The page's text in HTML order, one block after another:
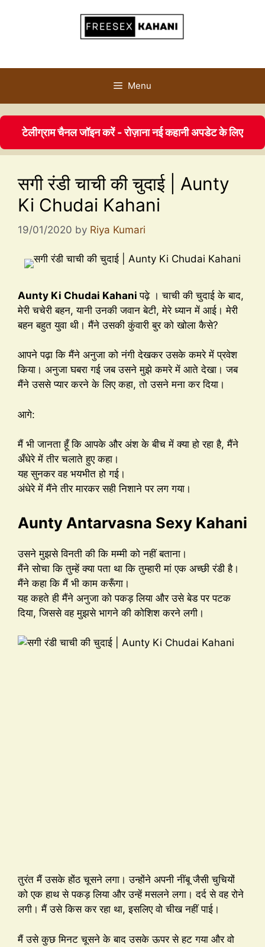
Menu
टेलीग्राम चैनल जॉइन करें - रोज़ाना नई कहानी अपडेट के लिए
सगी रंडी चाची की चुदाई | Aunty
Ki Chudai Kahani
19/01/2020 by Riya Kumari
Aunty Ki Chudai Kahaniपढ़े । चाची की चुदाई के बाद,
मेरी चचेरी बहन, यानी उनकी जवान बेटी, मेरे ध्यान में आई। मेरी
बहन बहुत युवा थी। मैंने उसकी कुंवारी बुर को खोला कैसे?
आपने पढ़ा कि मैंने अनुजा को नंगी देखकर उसके कमरे में प्रवेश
किया। अनुजा घबरा गई जब उसने मुझे कमरे में आते देखा। जब
मैंने उससे प्यार करने के लिए कहा, तो उसने मना कर दिया।
आगे:
मैं भी जानता हूँ कि आपके और अंश के बीच में क्या हो रहा है, मैंने
अँधेरे में तीर चलाते हुए कहा।
यह सुनकर वह भयभीत हो गई।
अंधेरे में मैंने तीर मारकर सही निशाने पर लग गया।
Aunty Antarvasna Sexy Kahani
उसने मुझसे विनती की कि मम्मी को नहीं बताना।
मैंने सोचा कि तुम्हें क्या पता था कि तुम्हारी मां एक अच्छी रंडी है।
मैंने कहा कि मैं भी काम करूँगा।
यह कहते ही मैंने अनुजा को पकड़ लिया और उसे बेड पर पटक
दिया, जिससे वह मुझसे भागने की कोशिश करने लगी।
तुरंत मैं उसके होंठ चूसने लगा। उन्होंने अपनी नींबू जैसी चुचियों
को एक हाथ से पकड़ लिया और उन्हें मसलने लगा। दर्द से वह रोने
लगी। मैं उसे किस कर रहा था, इसलिए वो चीख नहीं पाई।
मैं उसे कुछ मिनट चूसने के बाद उसके ऊपर से हट गया और वो